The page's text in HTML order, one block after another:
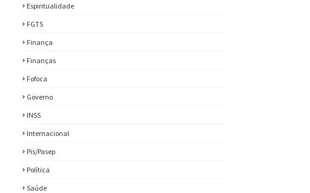
Espiritualidade
FGTS
Finança
Finanças
Fofoca
Governo
INSS
Internacional
Pis/Pasep
Política
Saúde